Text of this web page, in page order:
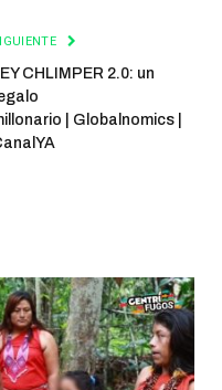
CHLIMPER 2.0: un
| Globalnomics |